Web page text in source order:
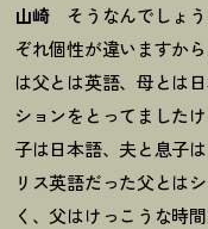
山崎そうなんでしょう
ぞれ個性が違いますか
は父とは英語、母とは
ションをとってました
子は日本語、夫と息子
リス英語だった父とは
く、父はけっこうな時